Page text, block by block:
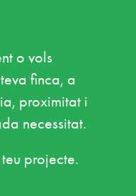
o vols
finca, a
proximitat i
necessitat.
projecte.